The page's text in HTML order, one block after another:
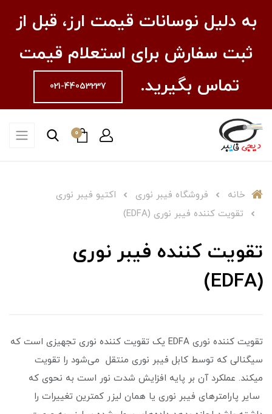
به دلیل نوسانات قیمت ارز، قبل از
ثبت سفارش برای استعلام قیمت
تماس بگیرید.
021-44053237
0
خانه فروشگاه فیبر نوری
اکتیو فیبر نوری
تقویت کننده فیبر نوری (EDFA)
تقویت کننده فیبر نوری
(EDFA)
تقویت کننده نوری EDFA يک تقویت کننده نوری تجهیزی است که
سیگنالی که توسط کابل فیبر نوری منتقل می‌شود را تقویت
میکند. عملکرد آن بر پایه افزایش شدت نور است به نحوی که
سایر پارامترهای فیبر نوری یا همان لیزر کمترین تغییرات را